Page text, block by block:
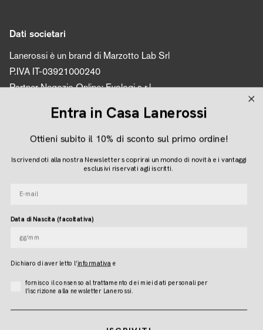
Dati societari
Lanerossi è un brand di Marzotto Lab Srl
P.IVA IT-03921000240
Partner Negozio Online: Evologi s.r.l.
Seguici
Lingua
Entra in Casa Lanerossi
Ottieni subito il 10% di sconto sul primo ordine!
Iscrivendoti alla nostra Newsletter scoprirai un mondo di novità e i vantaggi
esclusivi riservati agli iscritti.
Data di Nascita (facoltativa)
Dichiaro di aver letto l’informativa e
Accettazione Privacy
fornisco il consenso al trattamento dei miei dati personali per
l’iscrizione alla newsletter Lanerossi.